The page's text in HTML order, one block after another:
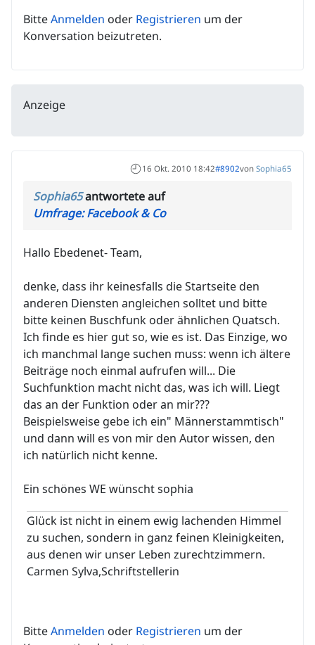
BitteAnmelden oder Registrieren um der
Konversation beizutreten.
Anzeige
16 Okt. 2010 18:42#8902von Sophia65
Sophia65antwortete auf
Umfrage: Facebook & Co
Hallo Ebedenet- Team,
denke, dass ihr keinesfalls die Startseite den
anderen Diensten angleichen solltet und bitte
bitte keinen Buschfunk oder ähnlichen Quatsch.
Ich finde es hier gut so, wie es ist. Das Einzige, wo
ich manchmal lange suchen muss: wenn ich ältere
Beiträge noch einmal aufrufen will... Die
Suchfunktion macht nicht das, was ich will. Liegt
das an der Funktion oder an mir???
Beispielsweise gebe ich ein" Männerstammtisch"
und dann will es von mir den Autor wissen, den
ich natürlich nicht kenne.
Ein schönes WE wünscht sophia
Glück ist nicht in einem ewig lachenden Himmel
zu suchen, sondern in ganz feinen Kleinigkeiten,
aus denen wir unser Leben zurechtzimmern.
Carmen Sylva,Schriftstellerin
BitteAnmelden oder Registrieren um der